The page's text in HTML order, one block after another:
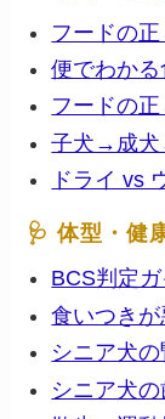
フードの
便でわか
フードの
子犬→成犬
ドライ vs
🩺 体型・健
BCS判定
食いつき
シニア犬
シニア犬